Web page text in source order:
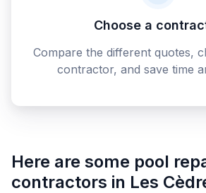
Choose a
Compare the different quotes,
contractor, and save time
Here are some pool
contractors in Les